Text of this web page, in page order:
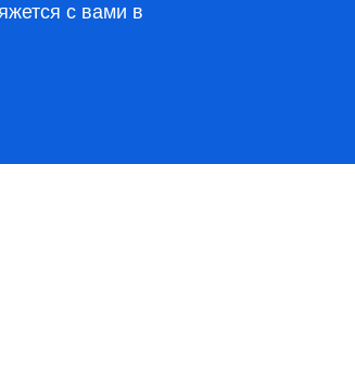
с вами в